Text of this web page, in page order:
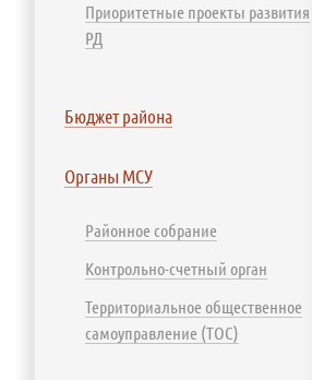
Приоритетные проекты развития
РД
Бюджет района
Органы МСУ
Районное собрание
Контрольно-счетный орган
Территориальное общественное
самоуправление (ТОС)